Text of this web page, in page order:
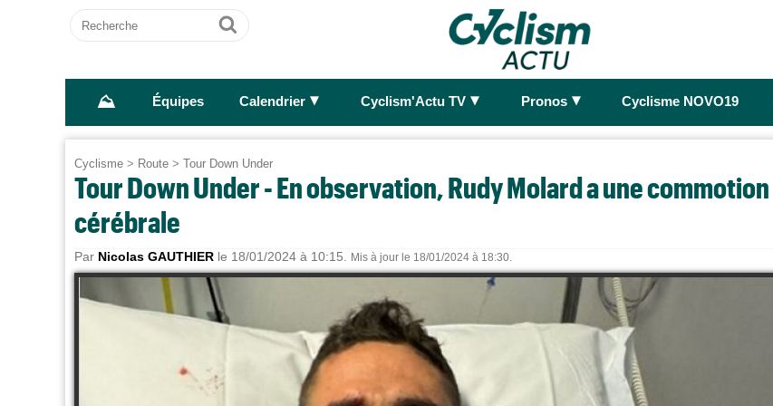
Recherche
Ok
⛰ Équipes Calendrier ► Cyclism'Actu TV ► Pronos ► Cyclisme NOVO19
Cyclisme > Route > Tour Down Under
Tour Down Under - En observation, Rudy Molard a une commotion
cérébrale
Par Nicolas GAUTHIER le 18/01/2024 à 10:15. Mis à jour le 18/01/2024 à 18:30.